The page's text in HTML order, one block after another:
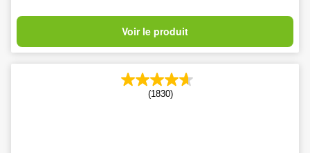
Voir le produit
(1830)